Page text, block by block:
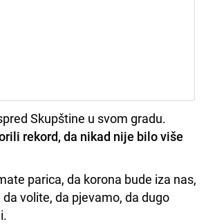
Skupštine u svom gradu.
rekord, da nikad nije bilo više
parica, da korona bude iza nas,
volite, da pjevamo, da dugo